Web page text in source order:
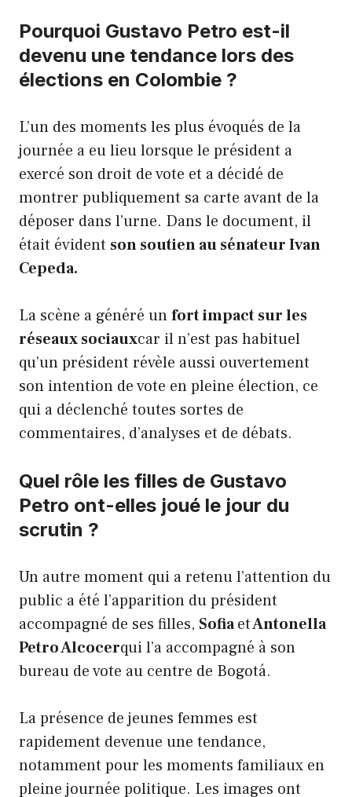
Pourquoi Gustavo Petro est-il
devenu une tendance lors des
élections en Colombie ?
L’un des moments les plus évoqués de la
journée a eu lieu lorsque le président a
exercé son droit de vote et a décidé de
montrer publiquement sa carte avant de la
déposer dans l’urne. Dans le document, il
était évident son soutien au sénateur Ivan
Cepeda.
La scène a généré unfort impact sur les
réseaux sociauxcar il n’est pas habituel
qu’un président révèle aussi ouvertement
son intention de vote en pleine élection, ce
qui a déclenché toutes sortes de
commentaires, d’analyses et de débats.
Quel rôle les filles de Gustavo
Petro ont-elles joué le jour du
scrutin ?
Un autre moment qui a retenu l’attention du
public a été l’apparition du président
accompagné de ses filles, SofiaetAntonella
Petro Alcocerqui l’a accompagné à son
bureau de vote au centre de Bogotá.
La présence de jeunes femmes est
rapidement devenue une tendance,
notamment pour les moments familiaux en
pleine journée politique. Les images ont